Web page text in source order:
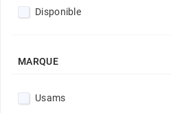
Disponible
MARQUE
Usams